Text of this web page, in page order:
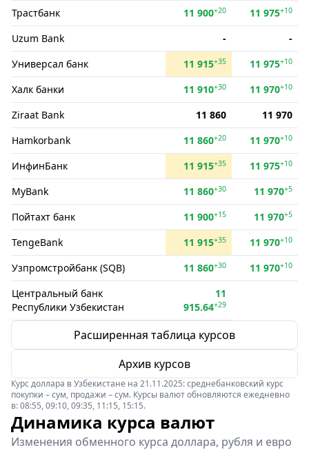
Трастбанк 11 900+20 11 975+10
Uzum Bank -
-
Универсал банк
11 915+35 11 975+10
Халк банки 11 910+30 11 970+10
Ziraat Bank 11 860
11 970
Hamkorbank
11 860+20 11 970+10
ИнфинБанк 11 915+35 11 975+10
MyBank 11 860+30 11 970+5
Пойтахт банк 11 900+15 11 970+5
TengeBank 11 915+35 11 970+10
Узпромстройбанк (SQB) 11 860+30 11 970+10
Центральный банк
Республики Узбекистан
11
915.64+29
Расширенная таблица курсов
Архив курсов
Курс доллара в Узбекистане на 21.11.2025: среднебанковский курс
покупки – сум, продажи – сум. Курсы валют обновляются ежедневно
в: 08:55, 09:10, 09:35, 11:15, 15:15.
Динамика курса валют
Изменения обменного курса доллара, рубля и евро